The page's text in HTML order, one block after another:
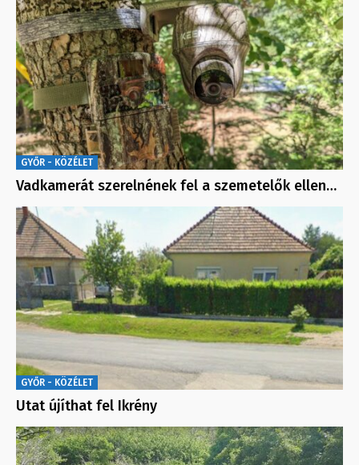
GYŐR - KÖZÉLET
Vadkamerát szerelnének fel a szemetelők ellen…
GYŐR - KÖZÉLET
Utat újíthat fel Ikrény